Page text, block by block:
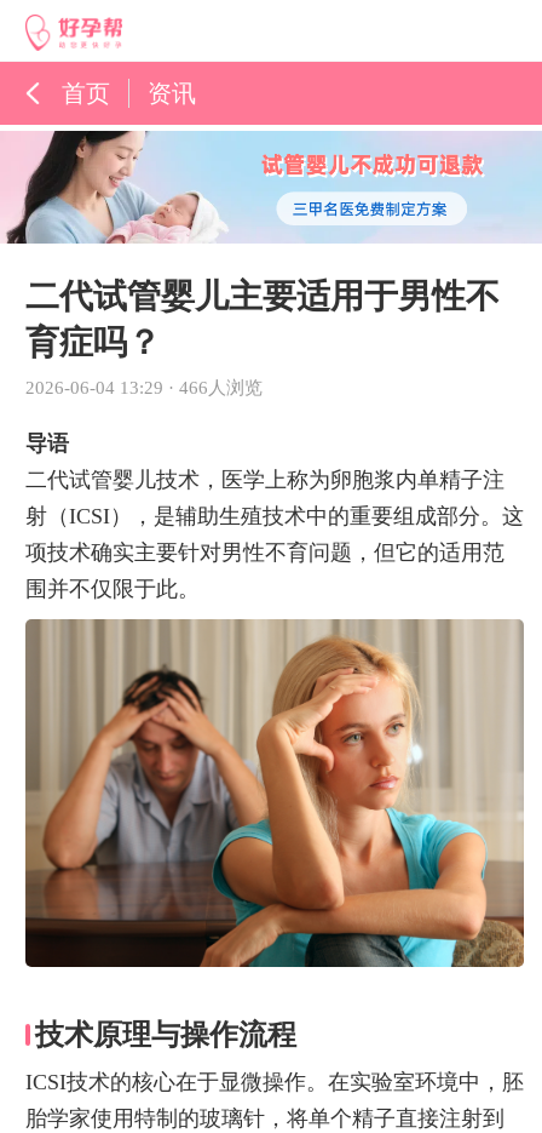
首页 资讯
孕育百科
综合资讯
二代试管婴儿主要适用于男性不
育症吗？
2026-06-04 13:29 · 466人浏览
导语
二代试管婴儿技术，医学上称为卵胞浆内单精子注
射（ICSI），是辅助生殖技术中的重要组成部分。这
项技术确实主要针对男性不育问题，但它的适用范
围并不仅限于此。
技术原理与操作流程
ICSI技术的核心在于显微操作。在实验室环境中，胚
胎学家使用特制的玻璃针，将单个精子直接注射到